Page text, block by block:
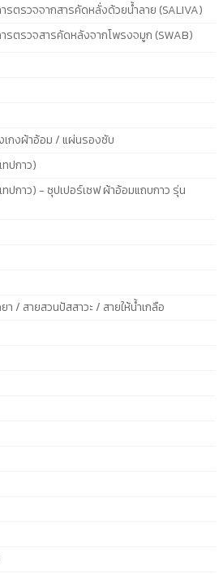
รตรวจจากสารคัดหลั่งด้วยน้ำลาย (SALIVA)
รตรวจสารคัดหลังจากโพรงจมูก (SWAB)
กงผ้าอ้อม / แผ่นรองซับ
ปกาว)
ปกาว) - ซุปเปอร์เซฟ ผ้าอ้อมแถบกาว รุ่น
/ สายสวนปัสสาวะ / สายให้น้ำเกลือ